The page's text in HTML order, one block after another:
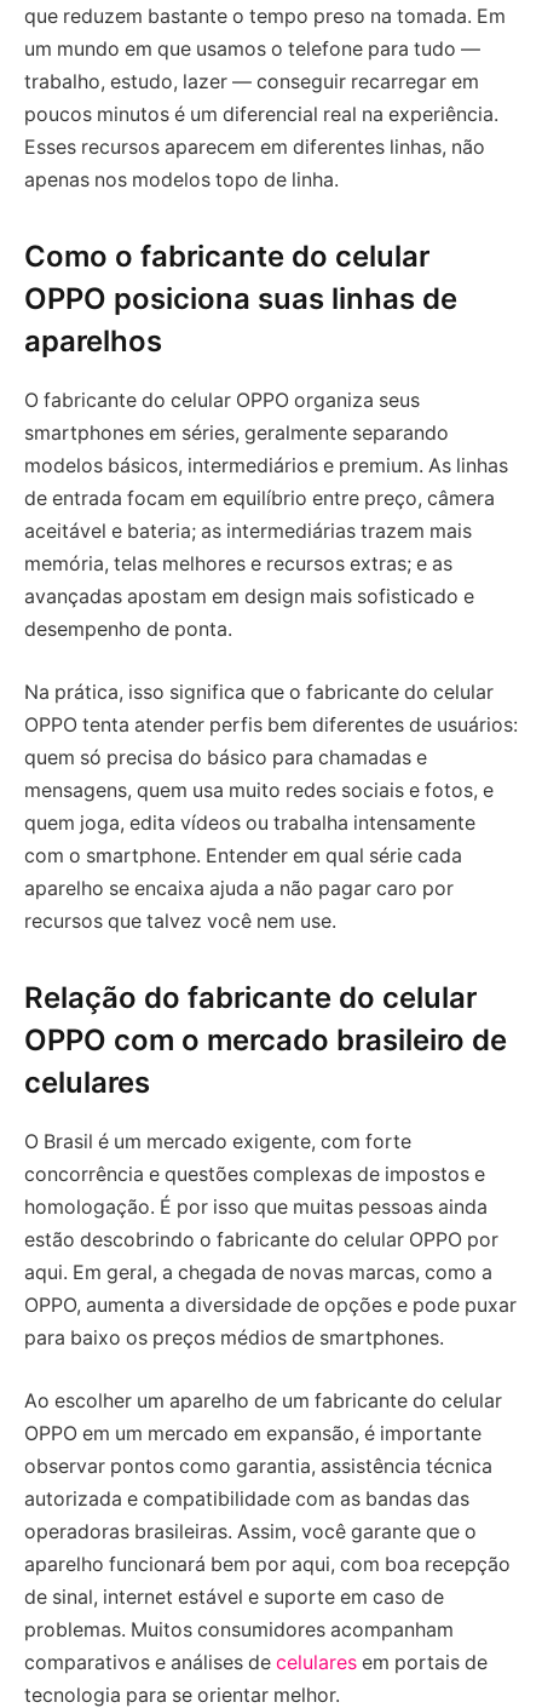
que reduzem bastante o tempo preso na tomada. Em
um mundo em que usamos o telefone para tudo —
trabalho, estudo, lazer — conseguir recarregar em
poucos minutos é um diferencial real na experiência.
Esses recursos aparecem em diferentes linhas, não
apenas nos modelos topo de linha.
Como o fabricante do celular
OPPO posiciona suas linhas de
aparelhos
O fabricante do celular OPPO organiza seus
smartphones em séries, geralmente separando
modelos básicos, intermediários e premium. As linhas
de entrada focam em equilíbrio entre preço, câmera
aceitável e bateria; as intermediárias trazem mais
memória, telas melhores e recursos extras; e as
avançadas apostam em design mais sofisticado e
desempenho de ponta.
Na prática, isso significa que o fabricante do celular
OPPO tenta atender perfis bem diferentes de usuários:
quem só precisa do básico para chamadas e
mensagens, quem usa muito redes sociais e fotos, e
quem joga, edita vídeos ou trabalha intensamente
com o smartphone. Entender em qual série cada
aparelho se encaixa ajuda a não pagar caro por
recursos que talvez você nem use.
Relação do fabricante do celular
OPPO com o mercado brasileiro de
celulares
O Brasil é um mercado exigente, com forte
concorrência e questões complexas de impostos e
homologação. É por isso que muitas pessoas ainda
estão descobrindo o fabricante do celular OPPO por
aqui. Em geral, a chegada de novas marcas, como a
OPPO, aumenta a diversidade de opções e pode puxar
para baixo os preços médios de smartphones.
Ao escolher um aparelho de um fabricante do celular
OPPO em um mercado em expansão, é importante
observar pontos como garantia, assistência técnica
autorizada e compatibilidade com as bandas das
operadoras brasileiras. Assim, você garante que o
aparelho funcionará bem por aqui, com boa recepção
de sinal, internet estável e suporte em caso de
problemas. Muitos consumidores acompanham
comparativos e análises de celulares em portais de
tecnologia para se orientar melhor.